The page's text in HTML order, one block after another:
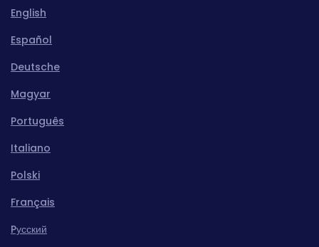
English
Español
Deutsche
Magyar
Português
Italiano
Polski
Français
Pусский